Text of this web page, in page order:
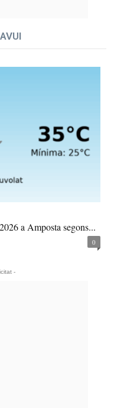
a Amposta segons...
0
-